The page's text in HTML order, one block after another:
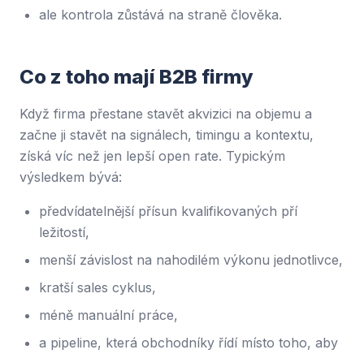
ale kontrola zůstává na straně člověka.
Co z toho mají B2B firmy
Když firma přestane stavět akvizici na objemu a
začne ji stavět na signálech, timingu a kontextu,
získá víc než jen lepší open rate. Typickým
výsledkem bývá:
předvídatelnější přísun kvalifikovaných pří
ležitostí,
menší závislost na nahodilém výkonu jednotlivce,
kratší sales cyklus,
méně manuální práce,
a pipeline, která obchodníky řídí místo toho, aby